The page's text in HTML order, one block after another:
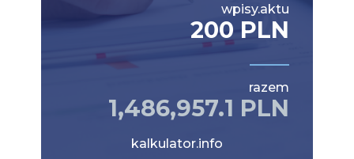
wpisy.aktu
200 PLN
razem
1,486,957.1 PLN
kalkulator.info